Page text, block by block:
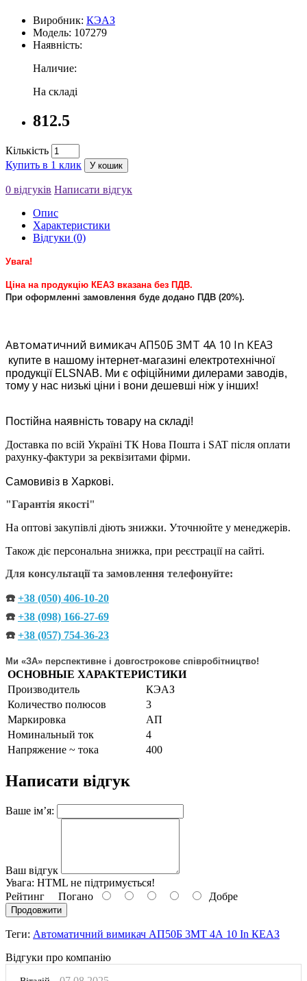
Виробник: КЭАЗ
Модель: 107279
Наявність:
Наличие:
На складі
812.5
Кількість
Купить в 1 клик
У кошик
0 відгуків Написати відгук
Опис
Характеристики
Відгуки (0)
Увага!
Ціна на продукцію КЕАЗ вказана без ПДВ.
При оформленні замовлення буде додано ПДВ (20%).
Автоматичний вимикач АП50Б 3МТ 4А 10 In КЕАЗ
купите в нашому інтернет-магазині електротехнічної
продукції ELSNAB. Ми є офіційними дилерами заводів,
тому у нас низькі ціни і вони дешевші ніж у інших!
Постійна наявність товару на складі!
Доставка по всій Україні ТК Нова Пошта і SAT після оплати
рахунку-фактури за реквізитами фірми.
Самовивіз в Харкові.
"Гарантія якості"
На оптові закупівлі діють знижки. Уточнюйте у менеджерів.
Також діє персональна знижка, при реєстрації на сайті.
Для консультації та замовлення телефонуйте:
☎️ +38 (050) 406-10-20
☎️ +38 (098) 166-27-69
☎️ +38 (057) 754-36-23
Ми «ЗА» перспективне і довгострокове співробітництво!
ОСНОВНЫЕ ХАРАКТЕРИСТИКИ
Производитель
КЭАЗ
Количество полюсов
3
Маркировка
АП
Номинальный ток
4
Напряжение ~ тока
400
Написати відгук
Ваше ім’я:
Ваш відгук
Увага: HTML не підтримується!
Рейтинг Погано Добре
Продовжити
Теги: Автоматичний вимикач АП50Б 3МТ 4А 10 In КЕАЗ
Відгуки про компанію